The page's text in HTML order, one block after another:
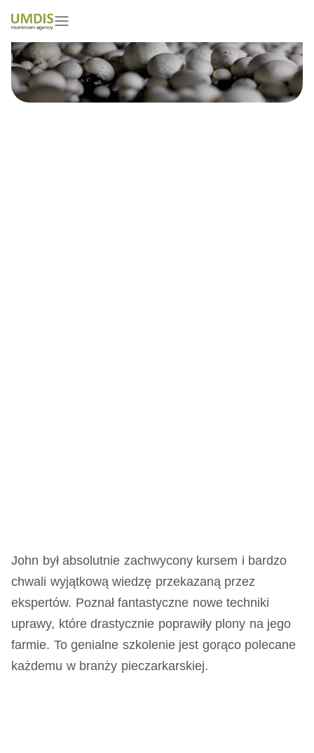
John był absolutnie zachwycony kursem i bardzo
chwali wyjątkową wiedzę przekazaną przez
ekspertów. Poznał fantastyczne nowe techniki
uprawy, które drastycznie poprawiły plony na jego
farmie. To genialne szkolenie jest gorąco polecane
każdemu w branży pieczarkarskiej.